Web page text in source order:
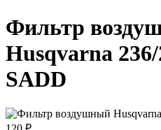
Фильтр
Husqvarna
SADD